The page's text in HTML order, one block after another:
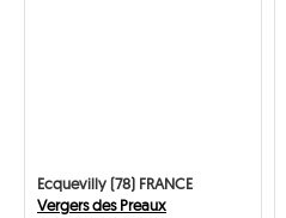
Ecquevilly (78) FRANCE
Vergers des Preaux